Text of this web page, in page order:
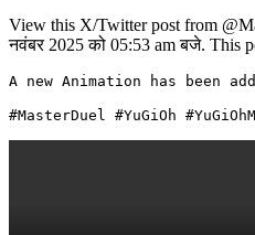
View this X/Twitter post from
नवंबर 2025 को 05:53 am बजे. This
A new Animation has been
#MasterDuel #YuGiOh